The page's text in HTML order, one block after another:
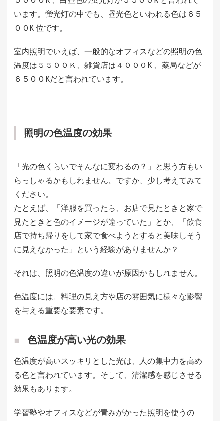
います。蛍光灯の中でも、昼光色といわれる色は６５
００K 位です。
室内照明でいえば、一般的なオフィスなどの照明の色
温度は５５００Ｋ、雑貨店は４０００K 、薬局などが
６５００Kだと言われています。
照明の色温度の効果
「光の色くらいでそんなに変わるの？」と思う方もい
らっしゃるかもしれません。ですか、少し考えてみて
ください。
たとえば、「洋服を買ったら、お店で見たときと家で
見たときと色のイメージが違っていた」とか、「飲食
店で持ち帰りをして家で食べようとすると美味しそう
に見えなかった」という経験がありませんか？
それは、照明の色温度の違いが原因かもしれません。
色温度には、料理の見え方や店の雰囲気に様々な影響
を与える重要な要素です。
色温度が高い光の効果
色温度が高いスッキリとした光は、人の集中力を高め
る色と言われています。そして、清潔感を感じさせる
効果もあります。
学習塾やオフィスなどが青みがかった照明を使うの